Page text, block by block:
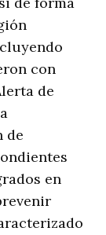
con
de
de
en